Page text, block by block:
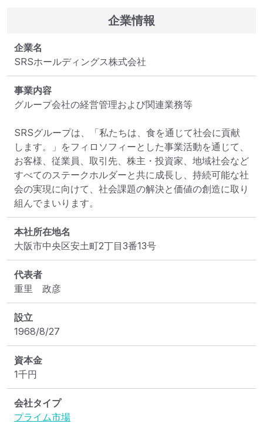
企業情報
企業名
SRSホールディングス株式会社
事業内容
グループ会社の経営管理および関連業務等
SRSグループは、「私たちは、食を通じて社会に貢献
します。」をフィロソフィーとした事業活動を通じて、
お客様、従業員、取引先、株主・投資家、地域社会など
すべてのステークホルダーと共に成長し、持続可能な社
会の実現に向けて、社会課題の解決と価値の創造に取り
組んでまいります。
本社所在地名
大阪市中央区安土町2丁目3番13号
代表者
重里　政彦
設立
1968/8/27
資本金
1千円
会社タイプ
プライム市場